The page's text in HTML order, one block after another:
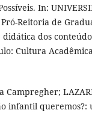
In:
Pró-Reitoria de
dos
Cultura
Campregher;
infantil queremos?: